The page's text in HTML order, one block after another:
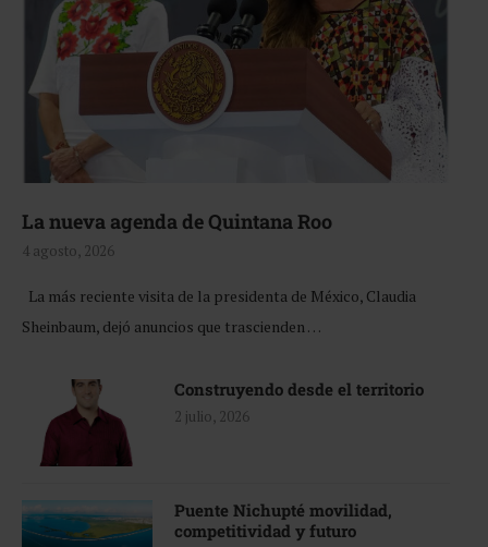
La nueva agenda de Quintana Roo
4 agosto, 2026
La más reciente visita de la presidenta de México, Claudia
Sheinbaum, dejó anuncios que trascienden …
Construyendo desde el territorio
2 julio, 2026
Puente Nichupté movilidad,
competitividad y futuro